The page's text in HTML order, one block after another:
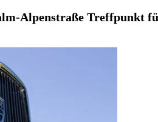
Alpenstraße Treffpunkt